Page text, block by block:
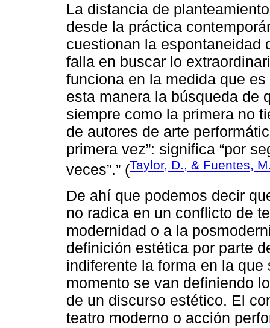
La distancia de
desde la práctica
cuestionan la espontaneidad
falla en buscar lo
funciona en la medida que
esta manera la búsqueda de
siempre como la primera no
de autores de arte
primera vez”: significa “por
veces”.” (Taylor, D., & Fuentes,
De ahí que podemos decir
no radica en un conflicto de
modernidad o a la
definición estética por parte
indiferente la forma en la
momento se van definiendo
de un discurso estético. El
teatro moderno o acción